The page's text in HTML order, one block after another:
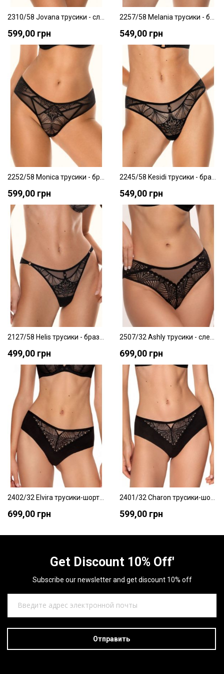
599,00 грн 549,00 грн
599,00 грн
В список желаний
549,00 грн
В
2127/58 Helis трусики - бразилианы Jasmine
499,00 грн
В список желаний
2507/32 Ashly трусики - слепы Jasmine
699,00 грн
699,00 грн
В список желаний
599,00 грн
В
Get Discount 10% Off'
Subscribe our newsletter and get discount 10% off
Отправить